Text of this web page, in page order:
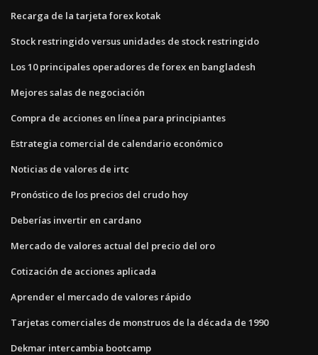
Recarga de la tarjeta forex kotak
Stock restringido versus unidades de stock restringido
Los 10 principales operadores de forex en bangladesh
Mejores salas de negociación
Compra de acciones en línea para principiantes
Estrategia comercial de calendario económico
Noticias de valores de irtc
Pronóstico de los precios del crudo hoy
Deberías invertir en cardano
Mercado de valores actual del precio del oro
Cotización de acciones aplicada
Aprender el mercado de valores rápido
Tarjetas comerciales de monstruos de la década de 1990
Dekmar intercambia bootcamp